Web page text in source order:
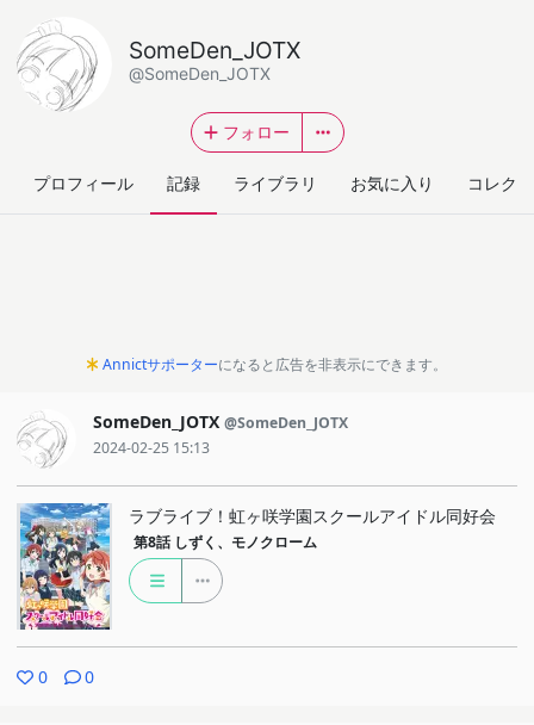
SomeDen_JOTX
@SomeDen_JOTX
フォロー
プロフィール 記録 ライブラリ お気に入り コレク
Annictサポーターになると広告を非表示にできます。
SomeDen_JOTX @SomeDen_JOTX
2024-02-25 15:13
ラブライブ！虹ヶ咲学園スクールアイドル同好会
第8話 しずく、モノクローム
0 0